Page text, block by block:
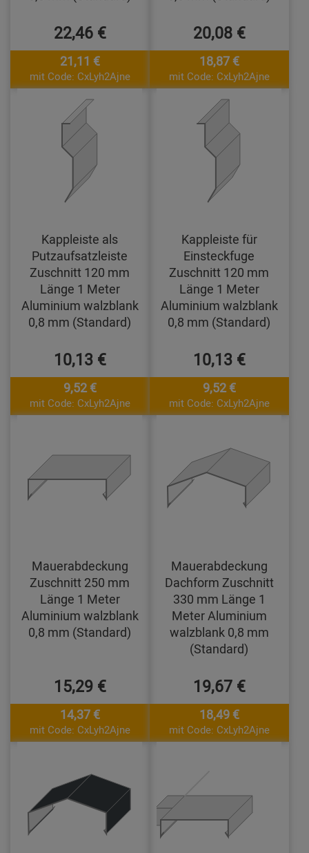
22,46 €
21,11 €
mit Code: CxLyh2Ajne
20,08 €
18,87 €
mit Code: CxLyh2Ajne
Kappleiste als
Putzaufsatzleiste
Zuschnitt 120 mm
Länge 1 Meter
Aluminium walzblank
0,8 mm (Standard)
10,13 €
9,52 €
mit Code: CxLyh2Ajne
Kappleiste für
Einsteckfuge
Zuschnitt 120 mm
Länge 1 Meter
Aluminium walzblank
0,8 mm (Standard)
10,13 €
9,52 €
mit Code: CxLyh2Ajne
Mauerabdeckung
Zuschnitt 250 mm
Länge 1 Meter
Aluminium walzblank
0,8 mm (Standard)
15,29 €
14,37 €
mit Code: CxLyh2Ajne
Mauerabdeckung
Dachform Zuschnitt
330 mm Länge 1
Meter Aluminium
walzblank 0,8 mm
(Standard)
19,67 €
18,49 €
mit Code: CxLyh2Ajne